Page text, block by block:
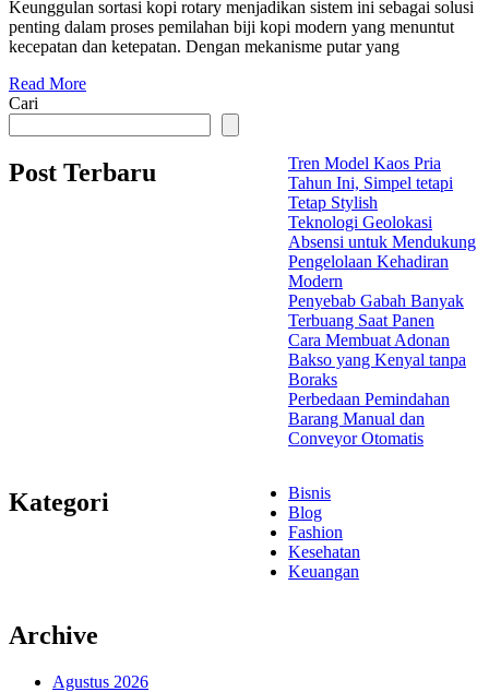
Keunggulan sortasi kopi rotary menjadikan sistem ini sebagai solusi
penting dalam proses pemilahan biji kopi modern yang menuntut
kecepatan dan ketepatan. Dengan mekanisme putar yang
Read More
Cari
Post Terbaru
Tren Model Kaos Pria
Tahun Ini, Simpel tetapi
Tetap Stylish
Teknologi Geolokasi
Absensi untuk Mendukung
Pengelolaan Kehadiran
Modern
Penyebab Gabah Banyak
Terbuang Saat Panen
Cara Membuat Adonan
Bakso yang Kenyal tanpa
Boraks
Perbedaan Pemindahan
Barang Manual dan
Conveyor Otomatis
Kategori
Bisnis
Blog
Fashion
Kesehatan
Keuangan
Archive
Agustus 2026